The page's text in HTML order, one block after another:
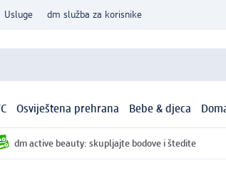
Usluge dm služba za korisnike
Osviještena prehrana Bebe & djeca
dm active beauty: skupljajte bodove i štedite